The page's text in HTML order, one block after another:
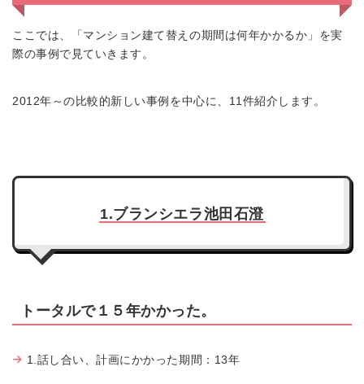
ここでは、「マンション建て替えの期間は何年かかるか」を実
際の事例で見ていきます。
2012年～の比較的新しい事例を中心に、11件紹介します。
1.ブランシエラ池田石澄
トータルで１５年かかった。
1.話し合い、計画にかかった期間：13年